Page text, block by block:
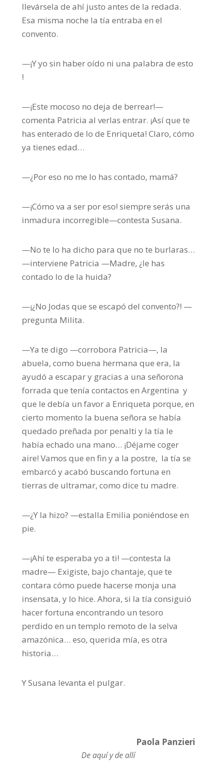
llevársela de ahí justo antes de la redada.
Esa misma noche la tía entraba en el
convento.
—¡Y yo sin haber oído ni una palabra de esto
!
—¡Este mocoso no deja de berrear!—
comenta Patricia al verlas entrar. ¡Así que te
has enterado de lo de Enriqueta! Claro, cómo
ya tienes edad…
—¿Por eso no me lo has contado, mamá?
—¡Cómo va a ser por eso! siempre serás una
inmadura incorregible—contesta Susana.
—No te lo ha dicho para que no te burlaras…
—interviene Patricia —Madre, ¿le has
contado lo de la huida?
—¡¿No Jodas que se escapó del convento?! —
pregunta Milita.
—Ya te digo —corrobora Patricia—, la
abuela, como buena hermana que era, la
ayudó a escapar y gracias a una señorona
forrada que tenía contactos en Argentina y
que le debía un favor a Enriqueta porque, en
cierto momento la buena señora se había
quedado preñada por penalti y la tía le
había echado una mano… ¡Déjame coger
aire! Vamos que en fin y a la postre, la tía se
embarcó y acabó buscando fortuna en
tierras de ultramar, como dice tu madre.
—¿Y la hizo? —estalla Emilia poniéndose en
pie.
—¡Ahí te esperaba yo a ti! —contesta la
madre— Exigiste, bajo chantaje, que te
contara cómo puede hacerse monja una
insensata, y lo hice. Ahora, si la tía consiguió
hacer fortuna encontrando un tesoro
perdido en un templo remoto de la selva
amazónica… eso, querida mía, es otra
historia…
Y Susana levanta el pulgar.
Paola Panzieri
De aquí y de allí